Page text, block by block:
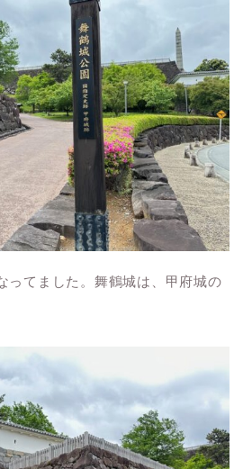
ってました。舞鶴城は、甲府城の